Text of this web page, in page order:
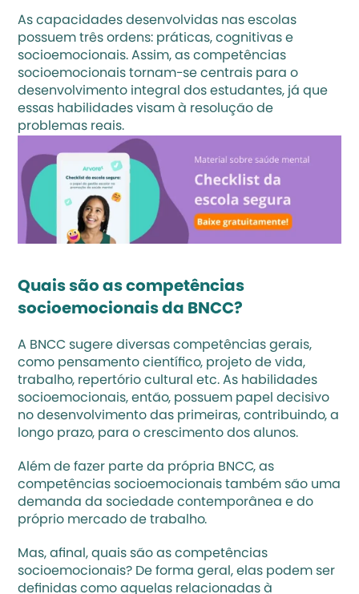
As capacidades desenvolvidas nas escolas
possuem três ordens: práticas, cognitivas e
socioemocionais. Assim, as competências
socioemocionais tornam-se centrais para o
desenvolvimento integral dos estudantes, já que
essas habilidades visam à resolução de
problemas reais.
Quais são as competências
socioemocionais da BNCC?
A BNCC sugere diversas competências gerais,
como pensamento científico, projeto de vida,
trabalho, repertório cultural etc. As habilidades
socioemocionais, então, possuem papel decisivo
no desenvolvimento das primeiras, contribuindo, a
longo prazo, para o crescimento dos alunos.
Além de fazer parte da própria BNCC, as
competências socioemocionais também são uma
demanda da sociedade contemporânea e do
próprio mercado de trabalho.
Mas, afinal, quais são as competências
socioemocionais? De forma geral, elas podem ser
definidas como aquelas relacionadas à